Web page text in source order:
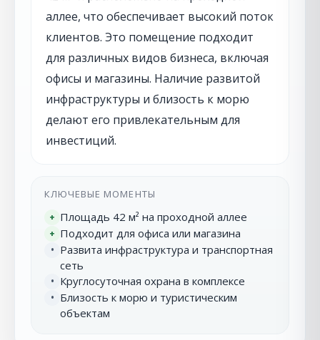
аллее, что обеспечивает высокий поток
клиентов. Это помещение подходит
для различных видов бизнеса, включая
офисы и магазины. Наличие развитой
инфраструктуры и близость к морю
делают его привлекательным для
инвестиций.
КЛЮЧЕВЫЕ МОМЕНТЫ
+ Площадь 42 м² на проходной аллее
+ Подходит для офиса или магазина
• Развита инфраструктура и транспортная
сеть
• Круглосуточная охрана в комплексе
• Близость к морю и туристическим
объектам